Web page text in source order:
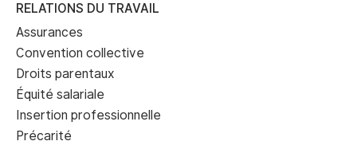
RELATIONS DU TRAVAIL
Assurances
Convention collective
Droits parentaux
Équité salariale
Insertion professionnelle
Précarité